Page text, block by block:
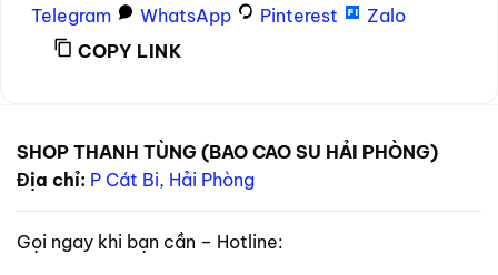
Telegram
WhatsApp Pinterest
Zalo
COPY LINK
SHOP THANH TÙNG (BAO CAO SU HẢI PHÒNG)
Địa chỉ: P Cát Bi, Hải Phòng
Gọi ngay khi bạn cần – Hotline: